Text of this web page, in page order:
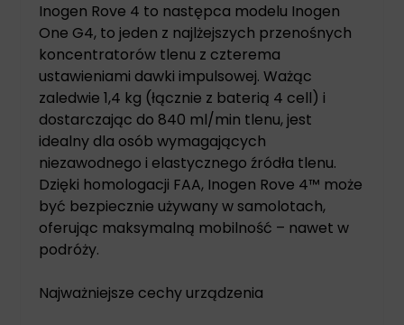
Inogen Rove 4 to następca modelu Inogen
One G4, to jeden z najlżejszych przenośnych
koncentratorów tlenu z czterema
ustawieniami dawki impulsowej. Ważąc
zaledwie 1,4 kg (łącznie z baterią 4 cell) i
dostarczając do 840 ml/min tlenu, jest
idealny dla osób wymagających
niezawodnego i elastycznego źródła tlenu.
Dzięki homologacji FAA, Inogen Rove 4™ może
być bezpiecznie używany w samolotach,
oferując maksymalną mobilność – nawet w
podróży.
Najważniejsze cechy urządzenia